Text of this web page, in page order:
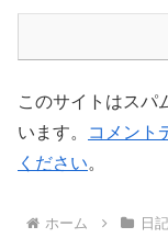
このサイトはスパ
います。
コメント
ください。
ホーム 日記